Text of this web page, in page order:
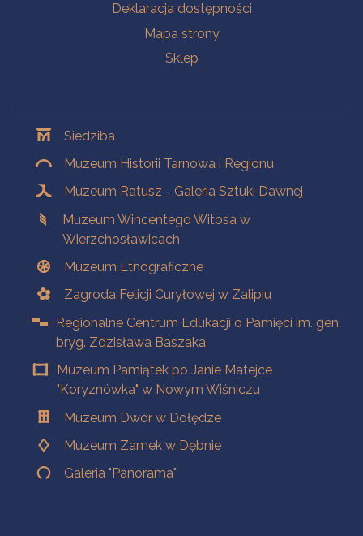
Deklaracja dostępności
Mapa strony
Sklep
Siedziba
Muzeum Historii Tarnowa i Regionu
Muzeum Ratusz - Galeria Sztuki Dawnej
Muzeum Wincentego Witosa w
Wierzchosławicach
Muzeum Etnograficzne
Zagroda Felicji Curyłowej w Zalipiu
Regionalne Centrum Edukacji o Pamięci im. gen.
bryg. Zdzisława Baszaka
Muzeum Pamiątek po Janie Matejce
"Koryznówka" w Nowym Wiśniczu
Muzeum Dwór w Dołędze
Muzeum Zamek w Dębnie
Galeria "Panorama"